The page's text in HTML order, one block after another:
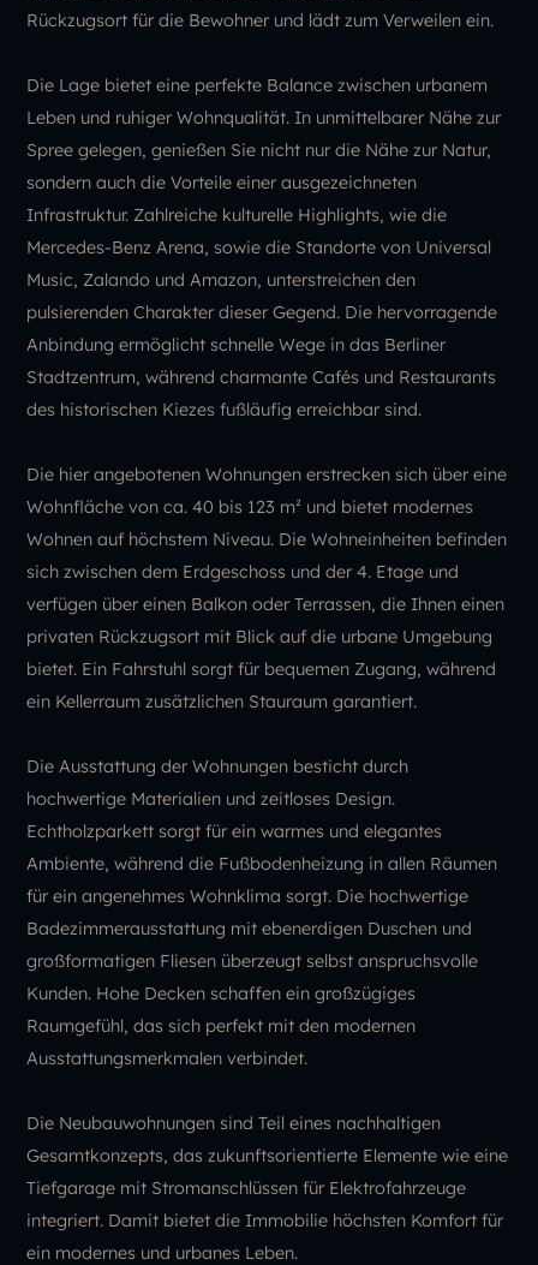
Rückzugsort für die Bewohner und lädt zum Verweilen ein.
Die Lage bietet eine perfekte Balance zwischen urbanem
Leben und ruhiger Wohnqualität. In unmittelbarer Nähe zur
Spree gelegen, genießen Sie nicht nur die Nähe zur Natur,
sondern auch die Vorteile einer ausgezeichneten
Infrastruktur. Zahlreiche kulturelle Highlights, wie die
Mercedes-Benz Arena, sowie die Standorte von Universal
Music, Zalando und Amazon, unterstreichen den
pulsierenden Charakter dieser Gegend. Die hervorragende
Anbindung ermöglicht schnelle Wege in das Berliner
Stadtzentrum, während charmante Cafés und Restaurants
des historischen Kiezes fußläufig erreichbar sind.
Die hier angebotenen Wohnungen erstrecken sich über eine
Wohnfläche von ca. 40 bis 123 m² und bietet modernes
Wohnen auf höchstem Niveau. Die Wohneinheiten befinden
sich zwischen dem Erdgeschoss und der 4. Etage und
verfügen über einen Balkon oder Terrassen, die Ihnen einen
privaten Rückzugsort mit Blick auf die urbane Umgebung
bietet. Ein Fahrstuhl sorgt für bequemen Zugang, während
ein Kellerraum zusätzlichen Stauraum garantiert.
Die Ausstattung der Wohnungen besticht durch
hochwertige Materialien und zeitloses Design.
Echtholzparkett sorgt für ein warmes und elegantes
Ambiente, während die Fußbodenheizung in allen Räumen
für ein angenehmes Wohnklima sorgt. Die hochwertige
Badezimmerausstattung mit ebenerdigen Duschen und
großformatigen Fliesen überzeugt selbst anspruchsvolle
Kunden. Hohe Decken schaffen ein großzügiges
Raumgefühl, das sich perfekt mit den modernen
Ausstattungsmerkmalen verbindet.
Die Neubauwohnungen sind Teil eines nachhaltigen
Gesamtkonzepts, das zukunftsorientierte Elemente wie eine
Tiefgarage mit Stromanschlüssen für Elektrofahrzeuge
integriert. Damit bietet die Immobilie höchsten Komfort für
ein modernes und urbanes Leben.